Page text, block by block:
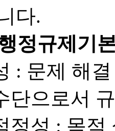
다.
정규제기
: 문제 해
단으로서
정성 : 목